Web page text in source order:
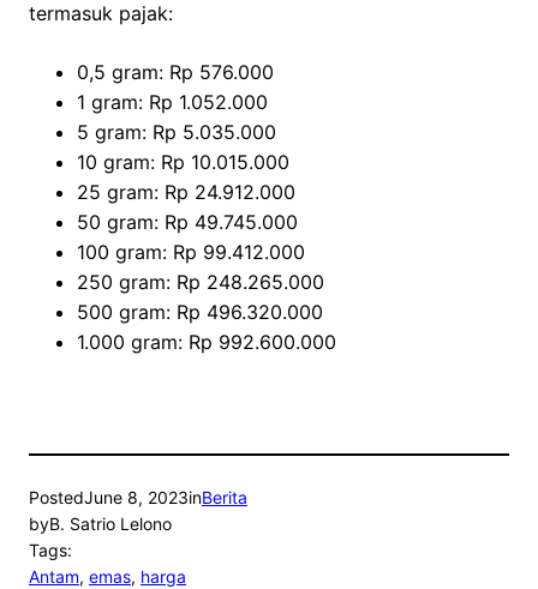
termasuk pajak:
0,5 gram: Rp 576.000
1 gram: Rp 1.052.000
5 gram: Rp 5.035.000
10 gram: Rp 10.015.000
25 gram: Rp 24.912.000
50 gram: Rp 49.745.000
100 gram: Rp 99.412.000
250 gram: Rp 248.265.000
500 gram: Rp 496.320.000
1.000 gram: Rp 992.600.000
PostedJune 8, 2023inBerita
byB. Satrio Lelono
Tags:
Antam, emas, harga